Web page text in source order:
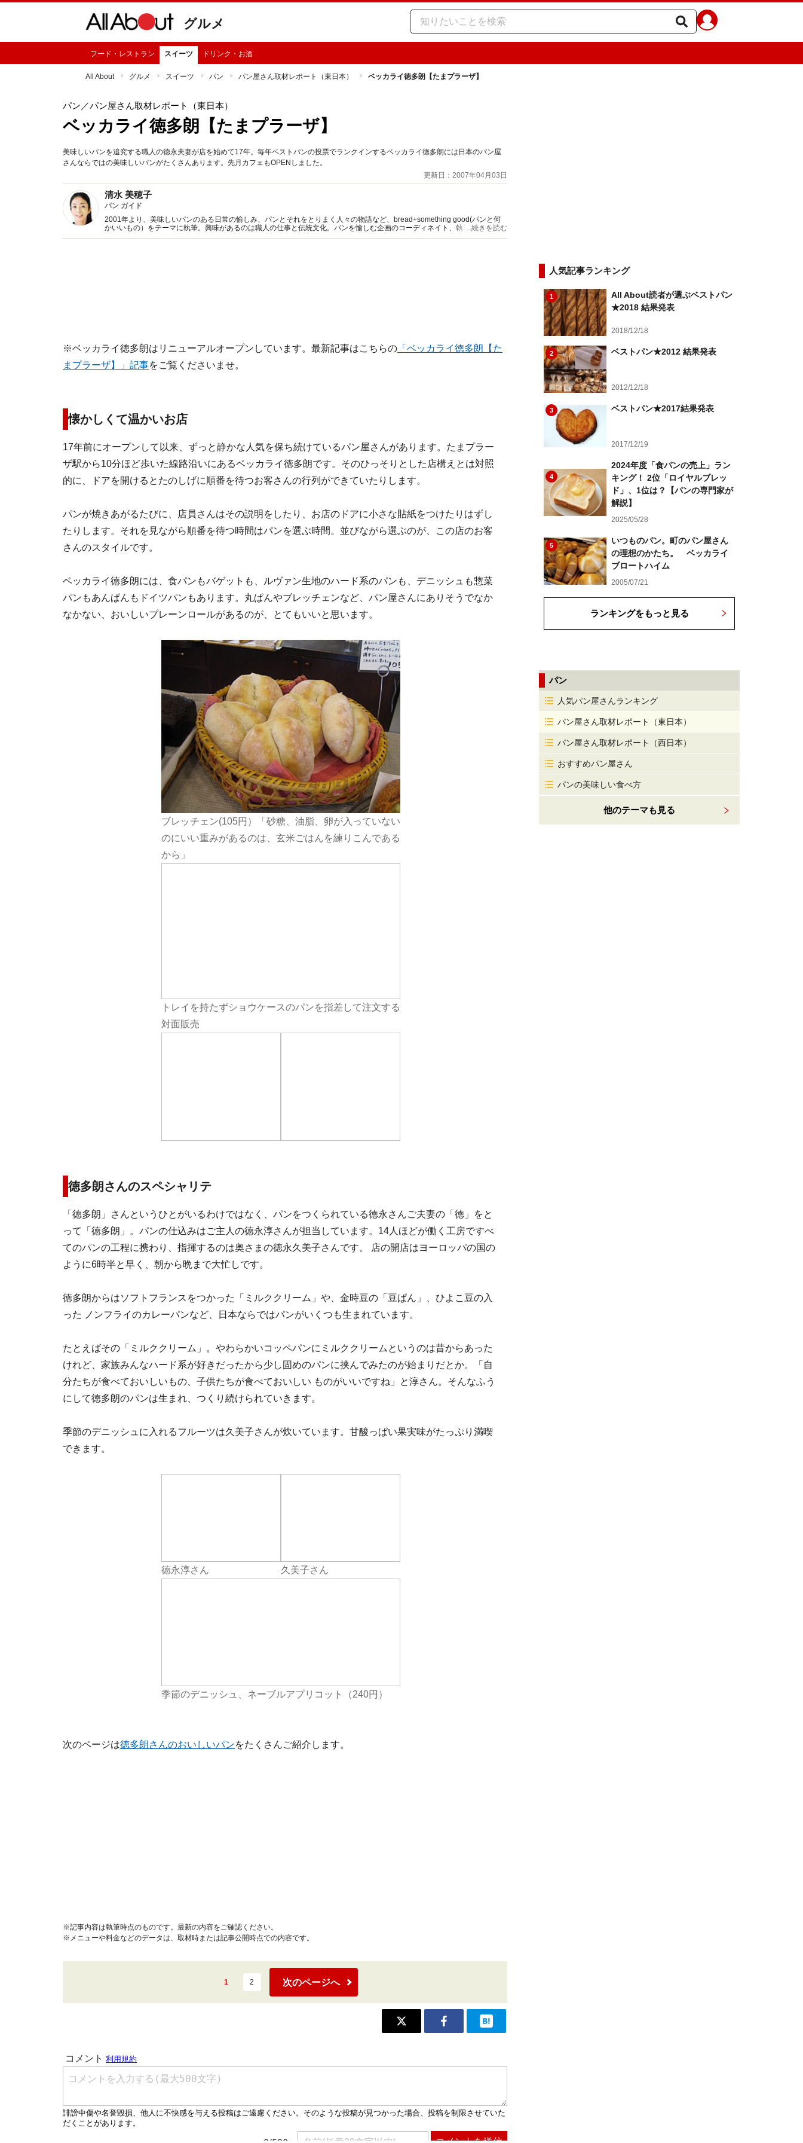
グルメ
フード・レストラン スイーツ ドリンク・お酒
All About グルメ スイーツ パン パン屋さん取材レポート（東日本） ベッカライ徳多朗【たまプラーザ】
パン ／パン屋さん取材レポート（東日本）
ベッカライ徳多朗【たまプラーザ】
美味しいパンを追究する職人の徳永夫妻が店を始めて17年。毎年ベストパンの投票でランクインするベッカライ徳多朗には日本のパン屋
さんならではの美味しいパンがたくさんあります。先月カフェもOPENしました。
更新日：2007年04月03日
清水 美穂子
パン ガイド
2001年より、美味しいパンのある日常の愉しみ、パンとそれをとりまく人々の物語など、bread+something good(パンと何
かいいもの）をテーマに執筆。興味があるのは職人の仕事と伝統文化。パンを愉しむ企画のコーディネイト、執筆多数。雑
誌、書籍にて活動中。
...続きを読む
※ベッカライ徳多朗はリニューアルオープンしています。最新記事はこちらの 「ベッカライ徳多朗【た
まプラーザ】」記事をご覧くださいませ。
懐かしくて温かいお店
17年前にオープンして以来、ずっと静かな人気を保ち続けているパン屋さんがあります。たまプラー
ザ駅から10分ほど歩いた線路沿いにあるベッカライ徳多朗です。そのひっそりとした店構えとは対照
的に、ドアを開けるとたのしげに順番を待つお客さんの行列ができていたりします。
パンが焼きあがるたびに、店員さんはその説明をしたり、お店のドアに小さな貼紙をつけたりはずし
たりします。それを見ながら順番を待つ時間はパンを選ぶ時間。並びながら選ぶのが、この店のお客
さんのスタイルです。
ベッカライ徳多朗には、食パンもバゲットも、ルヴァン生地のハード系のパンも、デニッシュも惣菜
パンもあんぱんもドイツパンもあります。丸ぱんやブレッチェンなど、パン屋さんにありそうでなか
なかない、おいしいプレーンロールがあるのが、とてもいいと思います。
ブレッチェン(105円）「砂糖、油脂、卵が入っていない
のにいい重みがあるのは、玄米ごはんを練りこんである
から」
トレイを持たずショウケースのパンを指差して注文する
対面販売
徳多朗さんのスペシャリテ
「徳多朗」さんというひとがいるわけではなく、パンをつくられている徳永さんご夫妻の「徳」をと
って「徳多朗」。パンの仕込みはご主人の徳永淳さんが担当しています。14人ほどが働く工房ですべ
てのパンの工程に携わり、指揮するのは奥さまの徳永久美子さんです。 店の開店はヨーロッパの国の
ように6時半と早く、朝から晩まで大忙しです。
徳多朗からはソフトフランスをつかった「ミルククリーム」や、金時豆の「豆ぱん」、ひよこ豆の入
った ノンフライのカレーパンなど、日本ならではパンがいくつも生まれています。
たとえばその「ミルククリーム」。やわらかいコッペパンにミルククリームというのは昔からあった
けれど、家族みんなハード系が好きだったから少し固めのパンに挟んでみたのが始まりだとか。「自
分たちが食べておいしいもの、子供たちが食べておいしい ものがいいですね」と淳さん。そんなふう
にして徳多朗のパンは生まれ、つくり続けられていきます。
季節のデニッシュに入れるフルーツは久美子さんが炊いています。甘酸っぱい果実味がたっぷり満喫
できます。
徳永淳さん 久美子さん
季節のデニッシュ、ネーブルアプリコット（240円）
次のページは徳多朗さんのおいしいパンをたくさんご紹介します。
※記事内容は執筆時点のものです。最新の内容をご確認ください。
※メニューや料金などのデータは、取材時または記事公開時点での内容です。
1 2 次のページへ
人気記事ランキング
1
All About読者が選ぶベストパン
★2018 結果発表
2018/12/18
2 ベストパン★2012 結果発表
2012/12/18
3 ベストパン★2017結果発表
2017/12/19
4
2024年度「食パンの売上」ラン
キング！ 2位「ロイヤルブレッ
ド」、1位は？【パンの専門家が
解説】
2025/05/28
5
いつものパン。町のパン屋さん
の理想のかたち。 ベッカライ
ブロートハイム
2005/07/21
ランキングをもっと見る
パン
人気パン屋さんランキング
パン屋さん取材レポート（東日本）
パン屋さん取材レポート（西日本）
おすすめパン屋さん
パンの美味しい食べ方
他のテーマも見る